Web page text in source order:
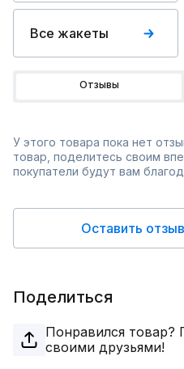
Все жакеты
Отзывы
У этого товара пока нет
товар, поделитесь своим
покупатели будут вам
Оставить отзыв
Поделиться
Понравился товар?
своими друзьями!